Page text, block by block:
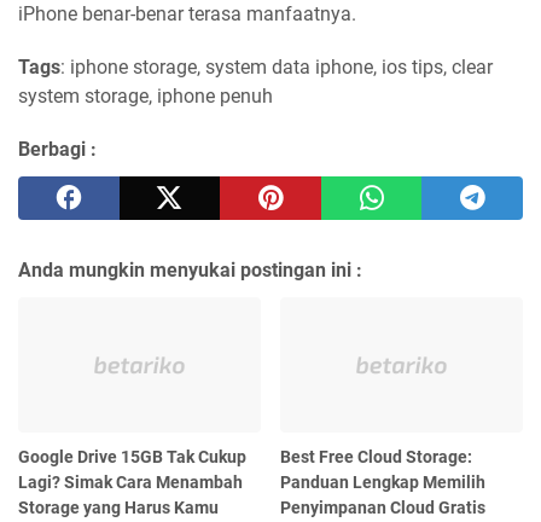
iPhone benar-benar terasa manfaatnya.
Tags: iphone storage, system data iphone, ios tips, clear
system storage, iphone penuh
Berbagi :
Anda mungkin menyukai postingan ini :
Google Drive 15GB Tak Cukup
Lagi? Simak Cara Menambah
Storage yang Harus Kamu
Best Free Cloud Storage:
Panduan Lengkap Memilih
Penyimpanan Cloud Gratis